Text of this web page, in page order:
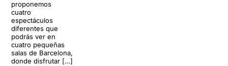
proponemos
cuatro
espectáculos
diferentes que
podrás ver en
cuatro pequeñas
salas de Barcelona,
​​donde disfrutar […]